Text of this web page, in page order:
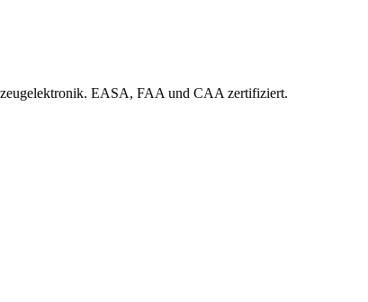
EASA, FAA und CAA zertifiziert.